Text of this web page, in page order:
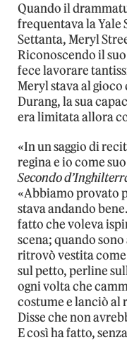
Quando il
frequentava la Yale
Settanta, Meryl
Riconoscendo il
fece lavorare
Meryl stava al
Durang, la sua
era limitata allora
«In un saggio di
regina e io come
Secondo
«Abbiamo provato
stava andando
fatto che voleva
scena; quando
ritrovò vestita
sul petto, perline
ogni volta che
costume e lanciò al
Disse che non
E così ha fatto,